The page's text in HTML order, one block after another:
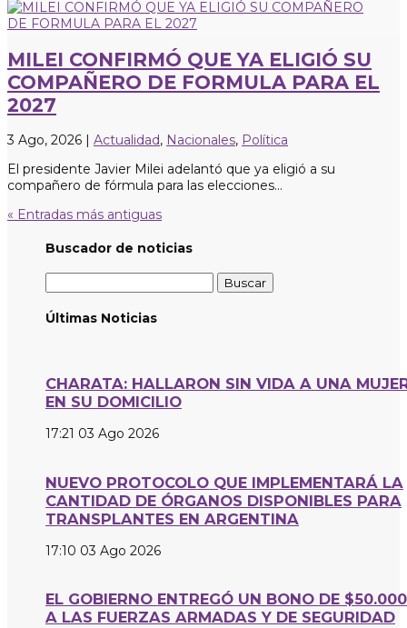
MILEI CONFIRMÓ QUE YA ELIGIÓ SU
COMPAÑERO DE FORMULA PARA EL
2027
3 Ago, 2026 | Actualidad, Nacionales, Política
El presidente Javier Milei adelantó que ya eligió a su
compañero de fórmula para las elecciones...
« Entradas más antiguas
Buscador de noticias
Últimas Noticias
CHARATA: HALLARON SIN VIDA A UNA
EN SU DOMICILIO
17:21 03 Ago 2026
NUEVO PROTOCOLO QUE IMPLEMENTARÁ LA
CANTIDAD DE ÓRGANOS DISPONIBLES PARA
TRANSPLANTES EN ARGENTINA
17:10 03 Ago 2026
EL GOBIERNO ENTREGÓ UN BONO DE $50.000
A LAS FUERZAS ARMADAS Y DE SEGURIDAD